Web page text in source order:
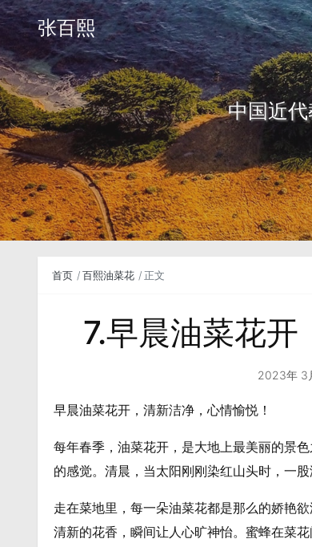
张百熙
中国近
首页 百熙油菜花 正文
7.早晨油菜花开
2023年 3
早晨油菜花开，清新洁净，心情愉悦！
每年春季，油菜花开，是大地上最美丽的景
的感觉。清晨，当太阳刚刚染红山头时，一
走在菜地里，每一朵油菜花都是那么的娇艳
清新的花香，瞬间让人心旷神怡。蜜蜂在菜